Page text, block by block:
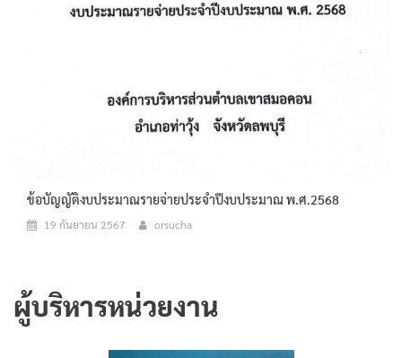
ข้อบัญญัติงบประมาณรายจ่ายประจำปีงบประมาณ พ.ศ.2568
19 กันยายน 2567 orsucha
ผู้บริหารหน่วยงาน